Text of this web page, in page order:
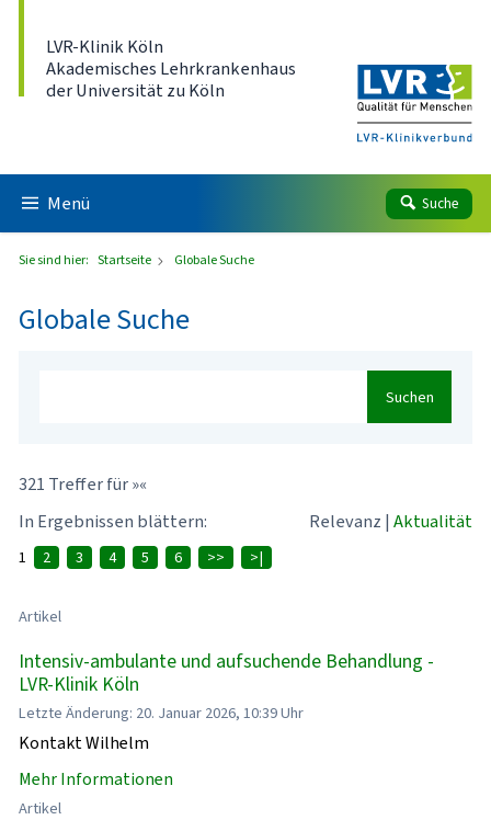
LVR-Klinik Köln
Akademisches Lehrkrankenhaus
der Universität zu Köln
Menü Suche
Sie sind hier: Startseite Globale Suche
Globale Suche
Suchen
321 Treffer für »«
In Ergebnissen blättern:
Relevanz | Aktualität
1 2 3 4 5 6 >> >|
Artikel
Intensiv-ambulante und aufsuchende Behandlung -
LVR-Klinik Köln
Letzte Änderung: 20. Januar 2026, 10:39 Uhr
Kontakt Wilhelm
Mehr Informationen
Artikel